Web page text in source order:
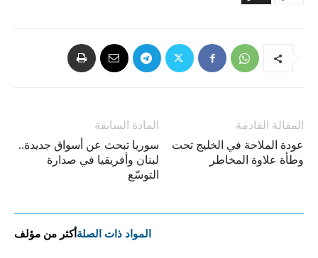
المادة السابقة
سوريا تبحث عن أسواق جديدة..
لبنان وأفريقيا في صدارة
التوسّع
المقالة القادمة
عودة الملاحة في الخليج تحت
وطأة علاوة المخاطر
المواد ذات الصلة أكثر من مؤلف